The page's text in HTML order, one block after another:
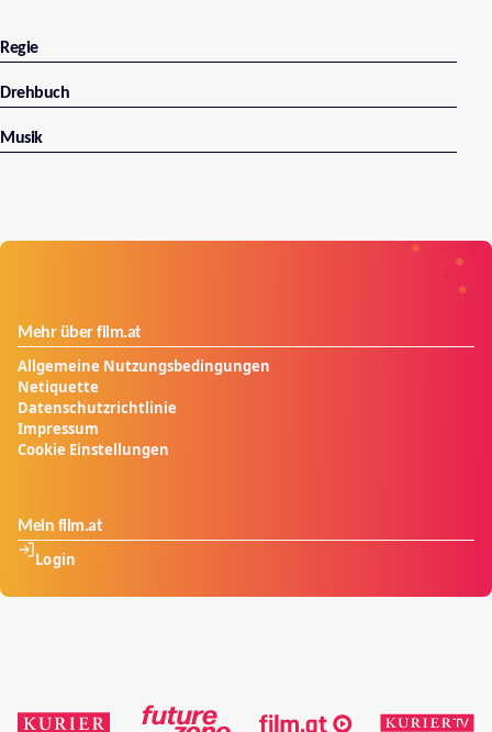
Regie
Drehbuch
Musik
Mehr über film.at
Allgemeine Nutzungsbedingungen
Netiquette
Datenschutzrichtlinie
Impressum
Cookie Einstellungen
Mein film.at
Login